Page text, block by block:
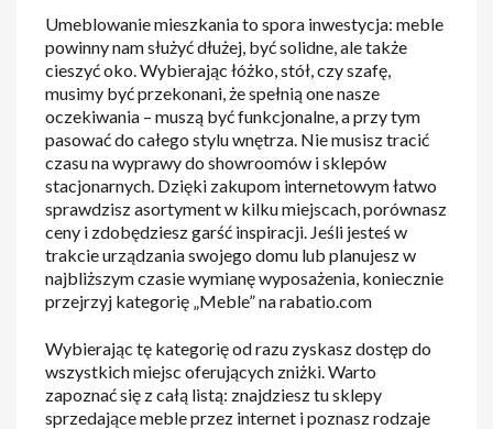
Umeblowanie mieszkania to spora inwestycja: meble
powinny nam służyć dłużej, być solidne, ale także
cieszyć oko. Wybierając łóżko, stół, czy szafę,
musimy być przekonani, że spełnią one nasze
oczekiwania – muszą być funkcjonalne, a przy tym
pasować do całego stylu wnętrza. Nie musisz tracić
czasu na wyprawy do showroomów i sklepów
stacjonarnych. Dzięki zakupom internetowym łatwo
sprawdzisz asortyment w kilku miejscach, porównasz
ceny i zdobędziesz garść inspiracji. Jeśli jesteś w
trakcie urządzania swojego domu lub planujesz w
najbliższym czasie wymianę wyposażenia, koniecznie
przejrzyj kategorię „Meble” na rabatio.com
Wybierając tę kategorię od razu zyskasz dostęp do
wszystkich miejsc oferujących zniżki. Warto
zapoznać się z całą listą: znajdziesz tu sklepy
sprzedające meble przez internet i poznasz rodzaje